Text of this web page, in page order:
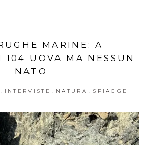
MARINE: A
104 UOVA MA NESSUN
NATO
INTERVISTE NATURA SPIAGGE